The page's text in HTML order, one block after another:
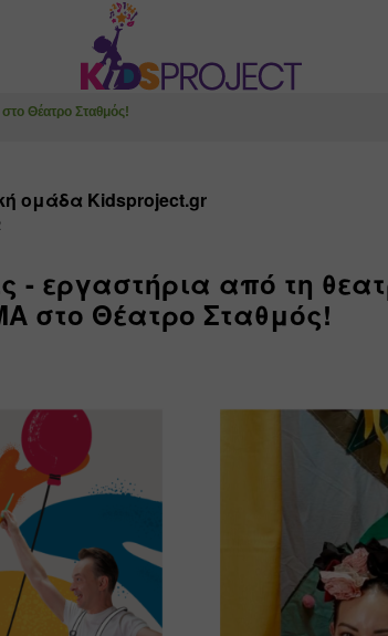
Θέατρο Σταθμός!
ομάδα Kidsproject.gr
- εργαστήρια από τη
στο Θέατρο Σταθμός!